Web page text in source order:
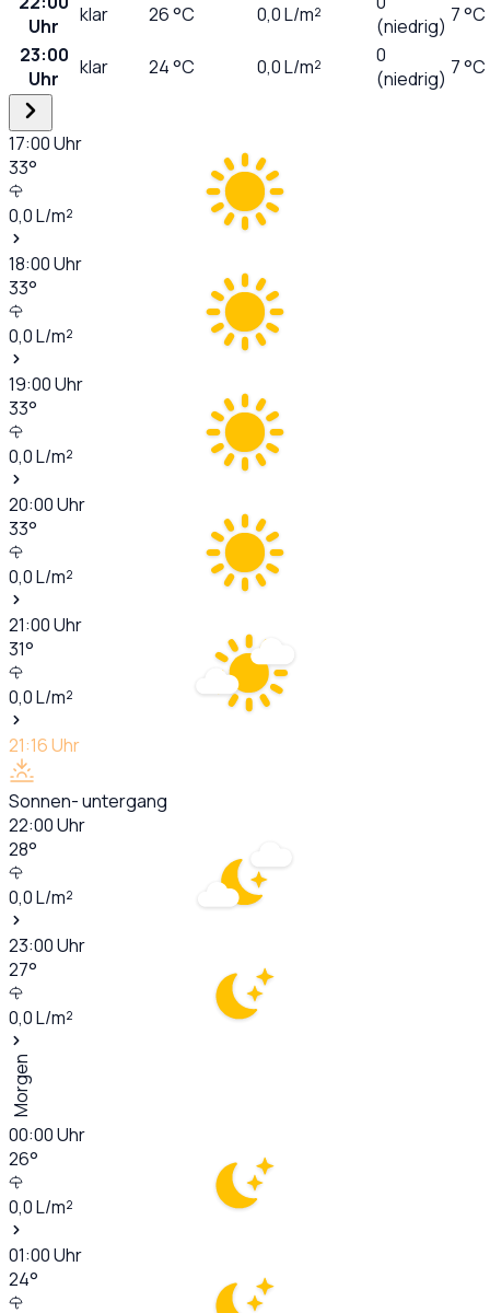
Uhr
klar 26°C 0,0L/m²
(niedrig) 7 °C
23:00
Uhr
klar 24°C 0,0L/m²
0
(niedrig) 7 °C
17:00Uhr
33°
0,0L/m²
18:00Uhr
33°
0,0L/m²
19:00Uhr
33°
0,0L/m²
20:00Uhr
33°
0,0L/m²
21:00Uhr
31°
0,0L/m²
21:16Uhr
Sonnen- untergang
22:00Uhr
28°
0,0L/m²
23:00Uhr
27°
0,0L/m²
Morgen
00:00Uhr
26°
0,0L/m²
01:00Uhr
24°